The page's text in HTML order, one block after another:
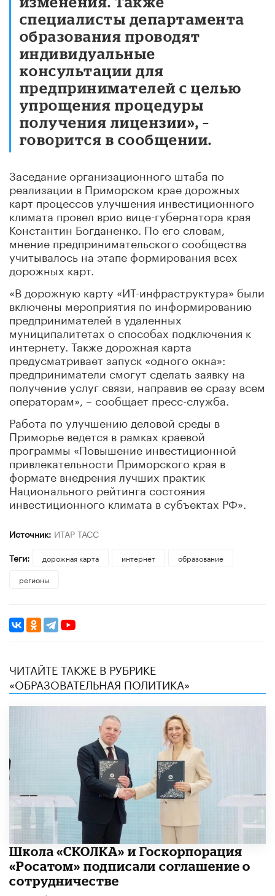
специалисты департамента
образования проводят
индивидуальные
консультации для
предпринимателей с целью
упрощения процедуры
получения лицензии», –
говорится в сообщении.
Заседание организационного штаба по
реализации в Приморском крае дорожных
карт процессов улучшения инвестиционного
климата провел врио вице-губернатора края
Константин Богданенко. По его словам,
мнение предпринимательского сообщества
учитывалось на этапе формирования всех
дорожных карт.
«В дорожную карту «ИТ-инфраструктура» были
включены мероприятия по информированию
предпринимателей в удаленных
муниципалитетах о способах подключения к
интернету. Также дорожная карта
предусматривает запуск «одного окна»:
предприниматели смогут сделать заявку на
получение услуг связи, направив ее сразу всем
операторам», – сообщает пресс-служба.
Работа по улучшению деловой среды в
Приморье ведется в рамках краевой
программы «Повышение инвестиционной
привлекательности Приморского края в
формате внедрения лучших практик
Национального рейтинга состояния
инвестиционного климата в субъектах РФ».
Источник: ИТАР ТАСС
Теги:
дорожная карта интернет
образование
регионы
ЧИТАЙТЕ ТАКЖЕ В РУБРИКЕ
«ОБРАЗОВАТЕЛЬНАЯ ПОЛИТИКА»
Школа «СКОЛКА» и Госкорпорация
«Росатом» подписали соглашение о
сотрудничестве